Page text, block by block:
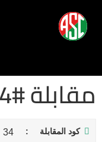
مقابلة #34
كود المقابلة 34